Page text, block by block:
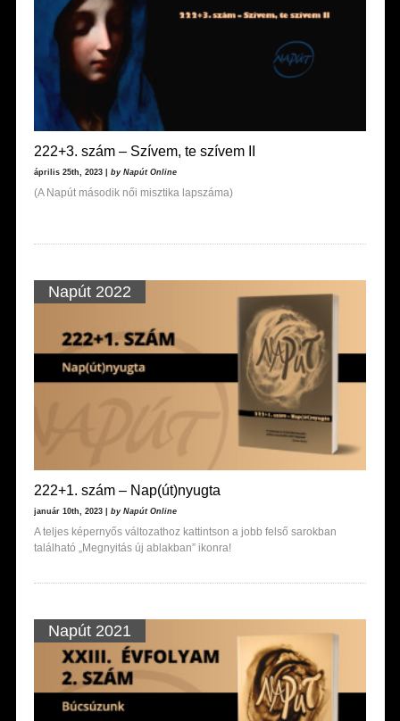
222+3. szám – Szívem, te szívem II
április 25th, 2023 | by Napút Online
(A Napút második női misztika lapszáma)
Napút 2022
222+1. szám – Nap(út)nyugta
január 10th, 2023 | by Napút Online
A teljes képernyős változathoz kattintson a jobb felső sarokban
található „Megnyitás új ablakban” ikonra!
Napút 2021